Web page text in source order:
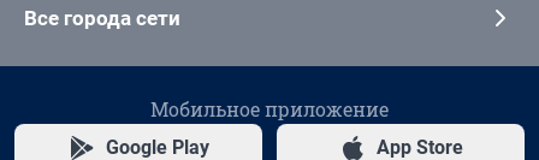
Все города сети
Мобильное приложение
Google Play App Store